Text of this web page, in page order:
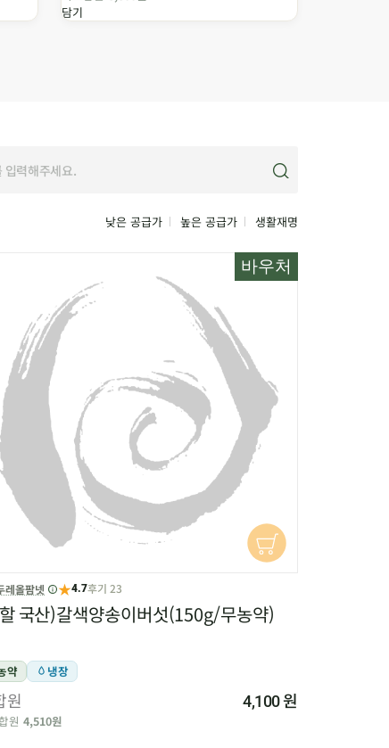
담기
낮은 공급가 높은 공급가 생활재명
바우처
레올팜넷 ★4.7후기 23
국산)갈색양송이버섯(150g/무농약)
약 냉장
원 4,100원
원 4,510원